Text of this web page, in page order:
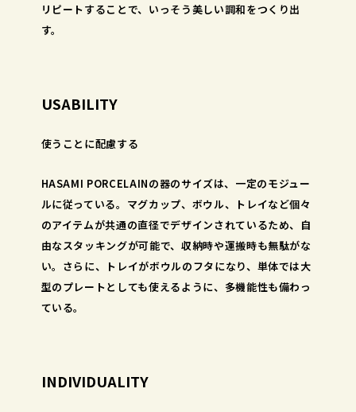
リピートすることで、いっそう美しい調和をつくり出
す。
USABILITY
使うことに配慮する
HASAMI PORCELAINの器のサイズは、一定のモジュー
ルに従っている。マグカップ、ボウル、トレイなど個々
のアイテムが共通の直径でデザインされているため、自
由なスタッキングが可能で、収納時や運搬時も無駄がな
い。さらに、トレイがボウルのフタになり、単体では大
型のプレートとしても使えるように、多機能性も備わっ
ている。
INDIVIDUALITY